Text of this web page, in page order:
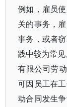
例如，雇员
关的事务，
事务，或者
践中较为常
有限公司劳
可因员工在
动合同发生